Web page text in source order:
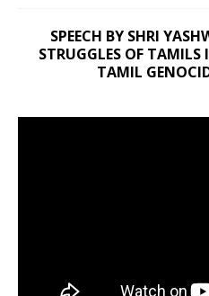
SPEECH BY SHRI
STRUGGLES OF
TAMIL